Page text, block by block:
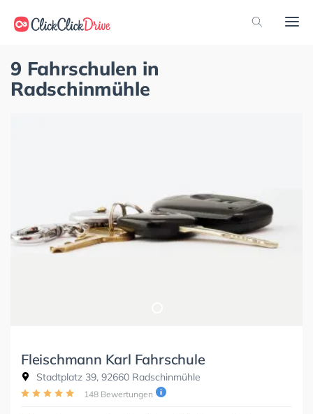
9 Fahrschulen in
Radschinmühle
Fleischmann Karl Fahrschule
Stadtplatz 39, 92660 Radschinmühle
148 Bewertungen